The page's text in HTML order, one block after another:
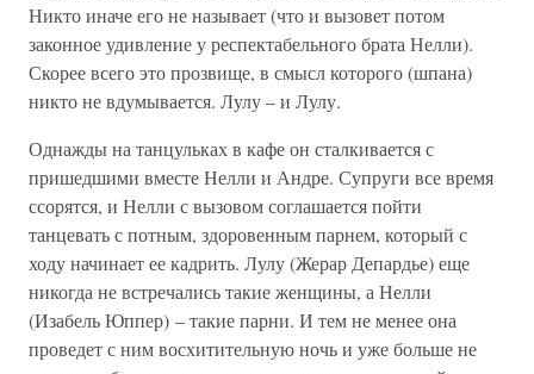
Никто иначе его не называет (что и вызовет потом
законное удивление у респектабельного брата Нелли).
Скорее всего это прозвище, в смысл которого (шпана)
никто не вдумывается. Лулу – и Лулу.
Однажды на танцульках в кафе он сталкивается с
пришедшими вместе Нелли и Андре. Супруги все время
ссорятся, и Нелли с вызовом соглашается пойти
танцевать с потным, здоровенным парнем, который с
ходу начинает ее кадрить. Лулу (Жерар Депардье) еще
никогда не встречались такие женщины, а Нелли
(Изабель Юппер) – такие парни. И тем не менее она
проведет с ним восхитительную ночь и уже больше не